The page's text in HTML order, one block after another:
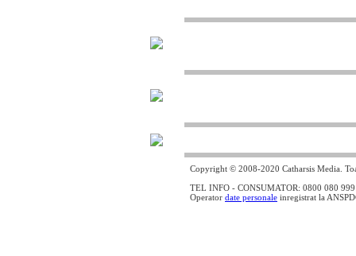
Copyright © 2008-2020 Catharsis Media.
TEL INFO - CONSUMATOR: 0800 080
Operator date personale inregistrat la